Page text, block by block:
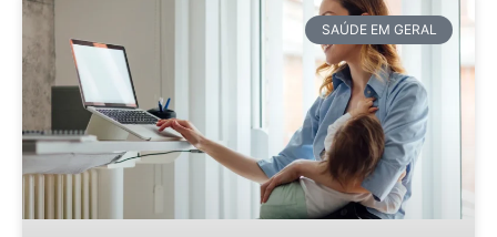
SAÚDE EM GERAL